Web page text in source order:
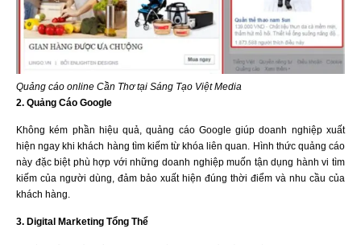
Quảng cáo online Cần Thơ tại Sáng Tạo Việt Media
2. Quảng Cáo Google
Không kém phần hiệu quả, quảng cáo Google giúp doanh nghiệp xuất
hiện ngay khi khách hàng tìm kiếm từ khóa liên quan. Hình thức quảng cáo
này đặc biệt phù hợp với những doanh nghiệp muốn tận dụng hành vi tìm
kiếm của người dùng, đảm bảo xuất hiện đúng thời điểm và nhu cầu của
khách hàng.
3. Digital Marketing Tổng Thể